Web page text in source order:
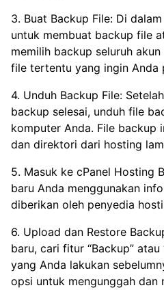
3. Buat Backup File: Di
untuk membuat backup file
memilih backup seluruh
file tertentu yang ingin Anda
4. Unduh Backup File:
backup selesai, unduh file
komputer Anda. File backup
dan direktori dari hosting
5. Masuk ke cPanel Hosting
baru Anda menggunakan
diberikan oleh penyedia
6. Upload dan Restore
baru, cari fitur “Backup”
yang Anda lakukan
opsi untuk mengunggah dan